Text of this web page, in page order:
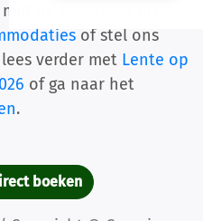
de scherpste prijs.
of stel ons
lees verder met Lente op
of ga naar het
.
boeken